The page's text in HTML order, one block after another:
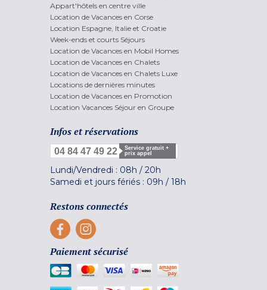
Appart'hôtels en centre ville
Location de Vacances en Corse
Location Espagne, Italie et Croatie
Week-ends et courts Séjours
Location de Vacances en Mobil Homes
Location de Vacances en Chalets
Location de Vacances en Chalets Luxe
Locations de dernières minutes
Location de Vacances en Promotion
Location Vacances Séjour en Groupe
Infos et réservations
04 84 47 49 22
Service gratuit +
prix appel
Lundi/Vendredi : 08h / 20h
Samedi et jours fériés : 09h / 18h
Restons connectés
Paiement sécurisé